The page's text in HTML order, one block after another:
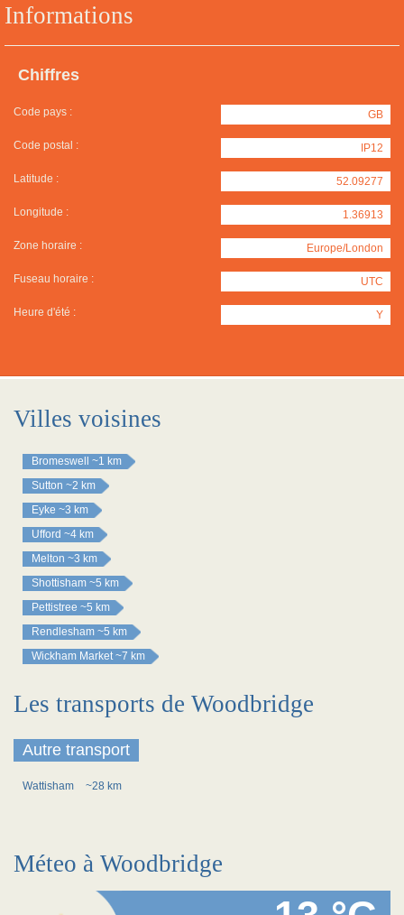
Informations
Chiffres
Code pays : GB
Code postal : IP12
Latitude : 52.09277
Longitude : 1.36913
Zone horaire : Europe/London
Fuseau horaire : UTC
Heure d'été : Y
Villes voisines
Bromeswell
~1 km
Sutton ~2 km
Eyke ~3 km
Ufford ~4 km
Melton ~3 km
Shottisham ~5 km
Pettistree ~5 km
Rendlesham ~5 km
Wickham Market ~7 km
Les transports de Woodbridge
Autre transport
Wattisham ~28 km
Méteo à Woodbridge